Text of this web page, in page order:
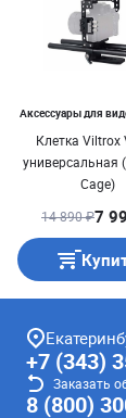
Аксессуары для
Клетка Viltrox
универсальная
Cage)
14 890 ₽7
+7 (343)
Заказать
8 (800)